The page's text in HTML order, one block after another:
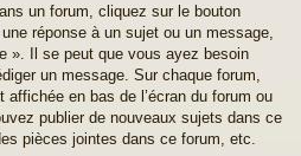
un forum, cliquez sur le bouton
réponse à un sujet ou un message,
». Il se peut que vous ayez besoin
un message. Sur chaque forum,
en bas de l’écran du forum ou
publier de nouveaux sujets dans ce
pièces jointes dans ce forum, etc.